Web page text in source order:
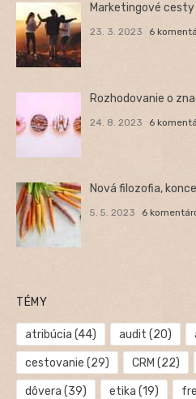
Marketingové cesty
23. 3. 2023 6
Rozhodovanie o
24. 8. 2023 6
Nová filozofia,
5. 5. 2023 6
TÉMY
atribúcia (44) audit (20)
cestovanie (29) CRM (22)
dôvera (39) etika (19)